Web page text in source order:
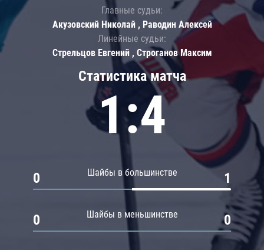
Статистика матча
1:4
Шайбы в большинстве
0 1
Шайбы в меньшинстве
0 0
Главные судьи:
Акузовский Николай , Раводин Алексей
Линейные судьи:
Стрельцов Евгений , Строганов Максим